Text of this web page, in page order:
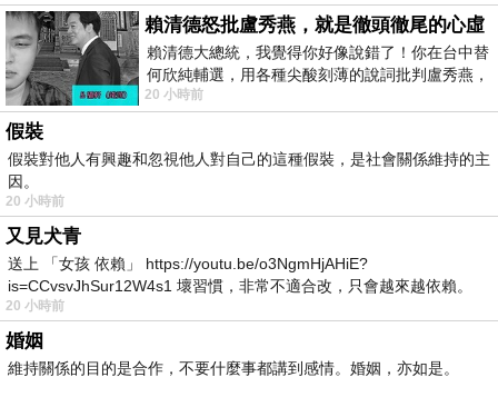
賴清德怒批盧秀燕，就是徹頭徹尾的心虛
賴清德大總統，我覺得你好像說錯了！你在台中替
何欣純輔選，用各種尖酸刻薄的說詞批判盧秀燕，
罵她施政滿意度輸給陳其邁，甚至還說盧
20 小時前
假裝
假裝對他人有興趣和忽視他人對自己的這種假裝，是社會關係維持的主
因。
20 小時前
又見犬青
送上 「女孩 依賴」 https://youtu.be/o3NgmHjAHiE?
is=CCvsvJhSur12W4s1 壞習慣，非常不適合改，只會越來越依賴。
我害怕的
20 小時前
婚姻
維持關係的目的是合作，不要什麼事都講到感情。婚姻，亦如是。